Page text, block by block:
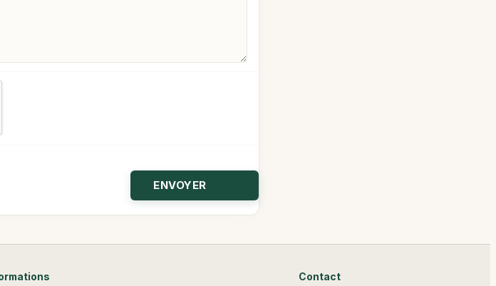
Contact